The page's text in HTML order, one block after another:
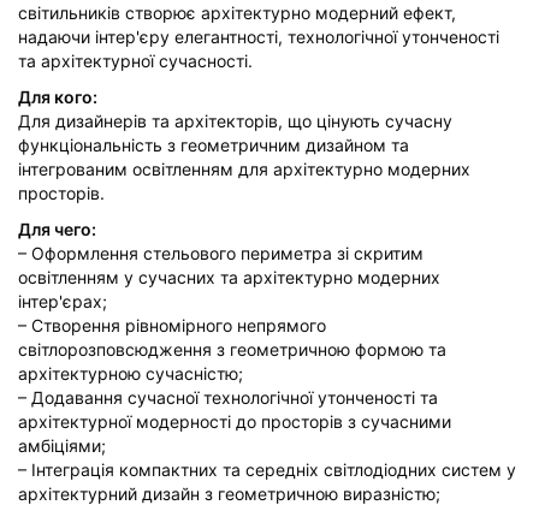
світильників створює архітектурно модерний ефект,
надаючи інтер'єру елегантності, технологічної утонченості
та архітектурної сучасності.
Для кого:
Для дизайнерів та архітекторів, що цінують сучасну
функціональність з геометричним дизайном та
інтегрованим освітленням для архітектурно модерних
просторів.
Для чего:
– Оформлення стельового периметра зі скритим
освітленням у сучасних та архітектурно модерних
інтер'єрах;
– Створення рівномірного непрямого
світлорозповсюдження з геометричною формою та
архітектурною сучасністю;
– Додавання сучасної технологічної утонченості та
архітектурної модерності до просторів з сучасними
амбіціями;
– Інтеграція компактних та середніх світлодіодних систем у
архітектурний дизайн з геометричною виразністю;